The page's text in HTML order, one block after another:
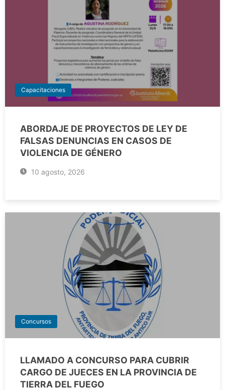
Capacitaciones
ABORDAJE DE PROYECTOS DE LEY DE
FALSAS DENUNCIAS EN CASOS DE
VIOLENCIA DE GÉNERO
10 agosto, 2026
Concursos
LLAMADO A CONCURSO PARA CUBRIR
CARGO DE JUECES EN LA PROVINCIA DE
TIERRA DEL FUEGO